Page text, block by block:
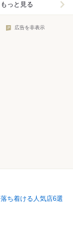
っと見る
広告を非表示
ち着ける人気店6選